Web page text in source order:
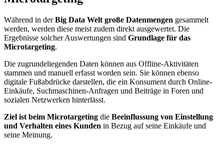
Während in derBig Data Welt große Datenmengen gesammelt
werden, werden diese meist zudem direkt ausgewertet. Die
Ergebnisse solcher Auswertungen sind Grundlage für das
Microtargeting.
Die zugrundeliegenden Daten können aus Offline-Aktivitäten
stammen und manuell erfasst worden sein. Sie können ebenso
digitale Fußabdrücke darstellen, die ein Konsument durch Online-
Einkäufe, Suchmaschinen-Anfragen und Beiträge in Foren und
sozialen Netzwerken hinterlässt.
Ziel ist beim Microtargeting die Beeinflussung von Einstellung
und Verhalten eines Kunden in Bezug auf seine Einkäufe und
seine Meinung.